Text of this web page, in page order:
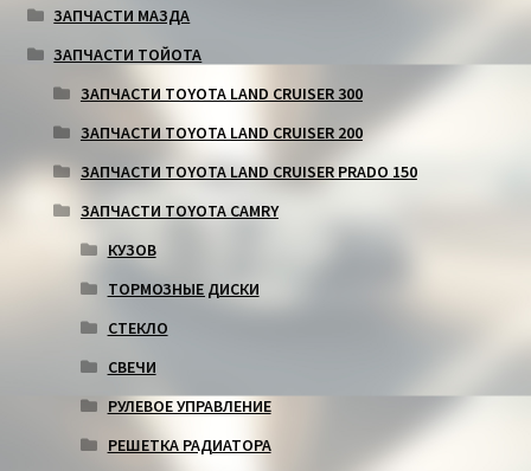
ЗАПЧАСТИ МАЗДА
ЗАПЧАСТИ ТОЙОТА
ЗАПЧАСТИ TOYOTA LAND CRUISER 300
ЗАПЧАСТИ TOYOTA LAND CRUISER 200
ЗАПЧАСТИ TOYOTA LAND CRUISER PRADO 150
ЗАПЧАСТИ TOYOTA CAMRY
КУЗОВ
ТОРМОЗНЫЕ ДИСКИ
СТЕКЛО
СВЕЧИ
РУЛЕВОЕ УПРАВЛЕНИЕ
РЕШЕТКА РАДИАТОРА